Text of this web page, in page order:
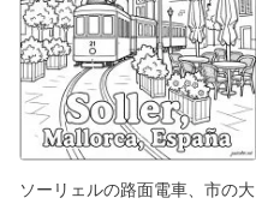
ソーリェルの路面電車、市の大